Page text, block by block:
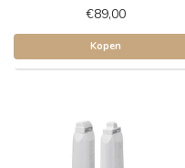
€89,00
Kopen